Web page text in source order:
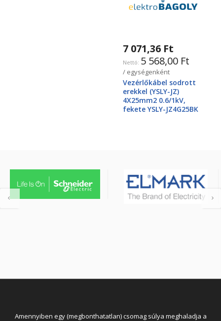
7 071,36 Ft
5 568,00 Ft
/ egységenként
Vezérlőkábel sodrott
erekkel (YSLY-JZ)
4X25mm2 0.6/1kV,
fekete YSLY-JZ4G25BK
Amennyiben egy (megbonthatatlan) csomag súlya meghaladja a